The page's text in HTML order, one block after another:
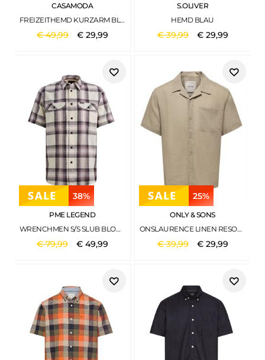
CASAMODA
FREIZEITHEMD KURZARM BLAU
€49,99 € 29,99
S.OLIVER
HEMD BLAU
€39,99 € 29,99
38%
PME LEGEND
WRENCHMEN S/S SLUB BLOCK CHECK MOONSCAPE
€79,99 € 49,99
25%
ONLY & SONS
ONSLAURENCE LINEN RESORT COLLAR SS NOOS CHINCHILLA
€39,99 € 29,99